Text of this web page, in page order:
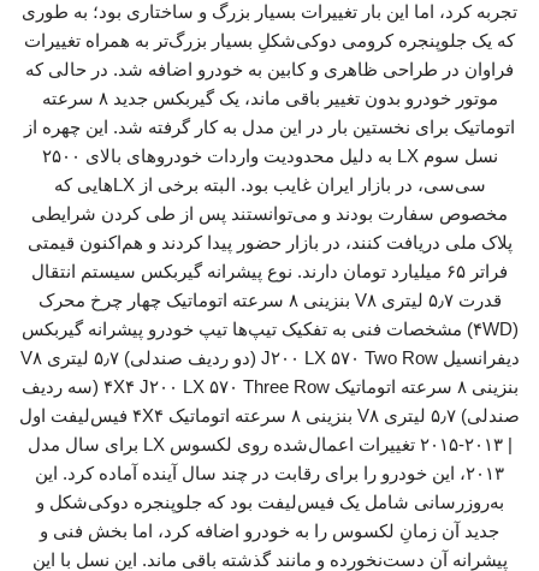
تجربه کرد، اما این بار تغییرات بسیار بزرگ و ساختاری بود؛ به طوری
که یک جلوپنجره کرومی دوکی‌شکلِ بسیار بزرگ‌تر به همراه تغییرات
فراوان در طراحی ظاهری و کابین به خودرو اضافه شد. در حالی که
موتور خودرو بدون تغییر باقی ماند، یک گیربکس جدید ۸ سرعته
اتوماتیک برای نخستین بار در این مدل به کار گرفته شد. این چهره از
نسل سوم LX به دلیل محدودیت واردات خودروهای بالای ۲۵۰۰
سی‌سی، در بازار ایران غایب بود. البته برخی از LX‌هایی که
مخصوص سفارت بودند و می‌توانستند پس از طی کردن شرایطی
پلاک ملی دریافت کنند، در بازار حضور پیدا کردند و هم‌اکنون قیمتی
فراتر ۶۵ میلیارد تومان دارند. نوع پیشرانه گیربکس سیستم انتقال
قدرت ۵٫۷ لیتری V۸ بنزینی ۸ سرعته اتوماتیک چهار چرخ محرک
(۴WD) مشخصات فنی به تفکیک تیپ‌ها تیپ خودرو پیشرانه گیربکس
دیفرانسیل J۲۰۰ LX ۵۷۰ Two Row (دو ردیف صندلی) ۵٫۷ لیتری V۸
بنزینی ۸ سرعته اتوماتیک ۴X۴ J۲۰۰ LX ۵۷۰ Three Row (سه ردیف
صندلی) ۵٫۷ لیتری V۸ بنزینی ۸ سرعته اتوماتیک ۴X۴ فیس‌لیفت اول
| ۲۰۱۳-۲۰۱۵ تغییرات اعمال‌شده روی لکسوس LX برای سال مدل
۲۰۱۳، این خودرو را برای رقابت در چند سال آینده آماده کرد. این
به‌روزرسانی شامل یک فیس‌لیفت بود که جلوپنجره دوکی‌شکل و
جدید آن زمانِ لکسوس را به خودرو اضافه کرد، اما بخش فنی و
پیشرانه آن دست‌نخورده و مانند گذشته باقی ماند. این نسل با این